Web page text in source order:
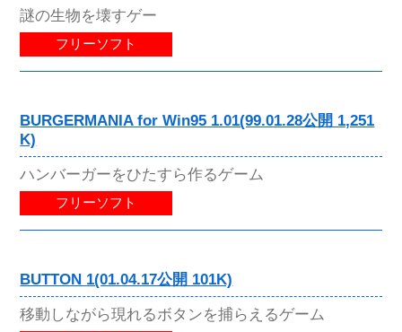
謎の生物を壊すゲー
フリーソフト
BURGERMANIA for Win95 1.01(99.01.28公開 1,251
K)
ハンバーガーをひたすら作るゲーム
フリーソフト
BUTTON 1(01.04.17公開 101K)
移動しながら現れるボタンを捕らえるゲーム